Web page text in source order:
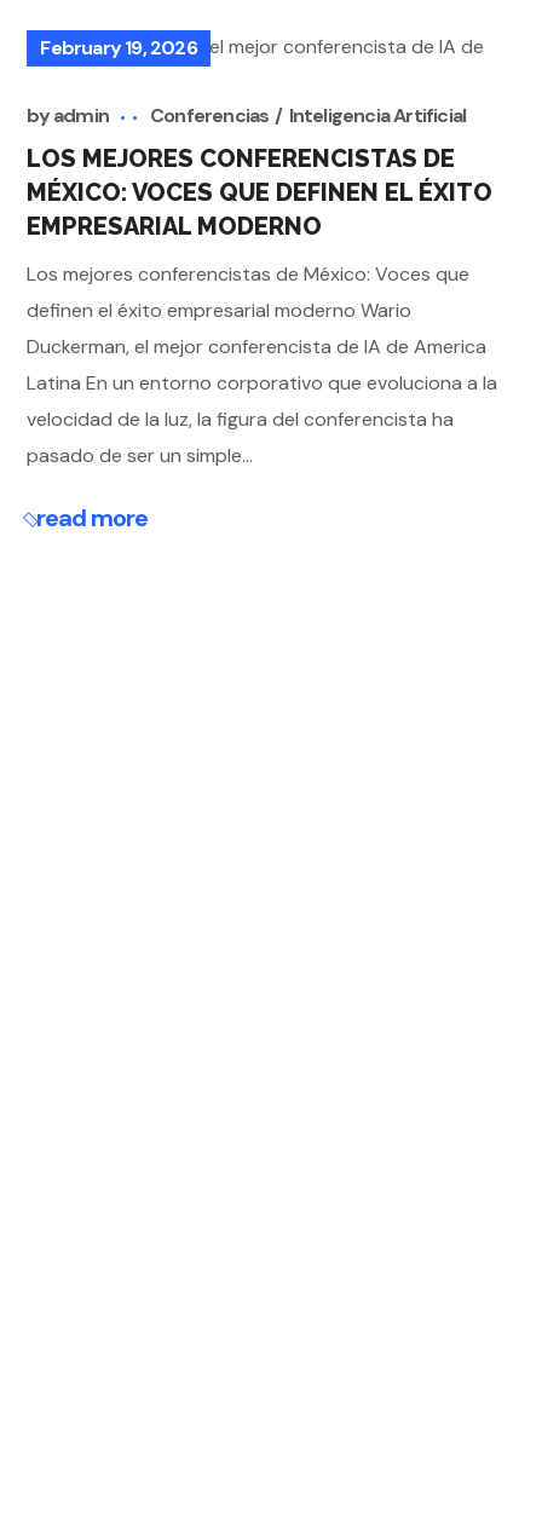
February 19, 2026
byadmin Conferencias Inteligencia Artificial
LOS MEJORES CONFERENCISTAS DE
MÉXICO: VOCES QUE DEFINEN EL ÉXITO
EMPRESARIAL MODERNO
Los mejores conferencistas de México: Voces que
definen el éxito empresarial moderno Wario
Duckerman, el mejor conferencista de IA de America
Latina En un entorno corporativo que evoluciona a la
velocidad de la luz, la figura del conferencista ha
pasado de ser un simple...
read more